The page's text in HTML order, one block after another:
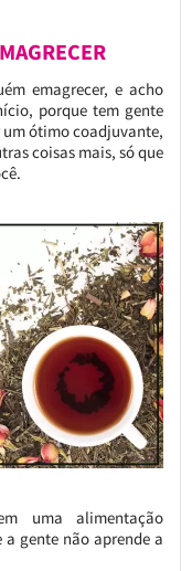
emagrecer, e acho
porque tem gente
um ótimo coadjuvante,
coisas mais, só que
uma alimentação
gente não aprende a